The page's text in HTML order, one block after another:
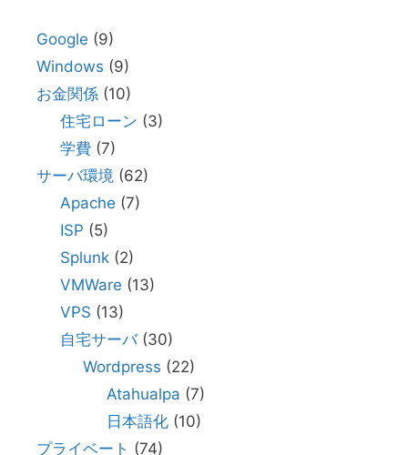
Google (9)
Windows (9)
お金関係 (10)
住宅ローン (3)
学費(7)
サーバ環境 (62)
Apache (7)
ISP (5)
Splunk(2)
VMWare (13)
VPS (13)
自宅サーバ(30)
Wordpress (22)
Atahualpa (7)
日本語化(10)
プライベート (74)